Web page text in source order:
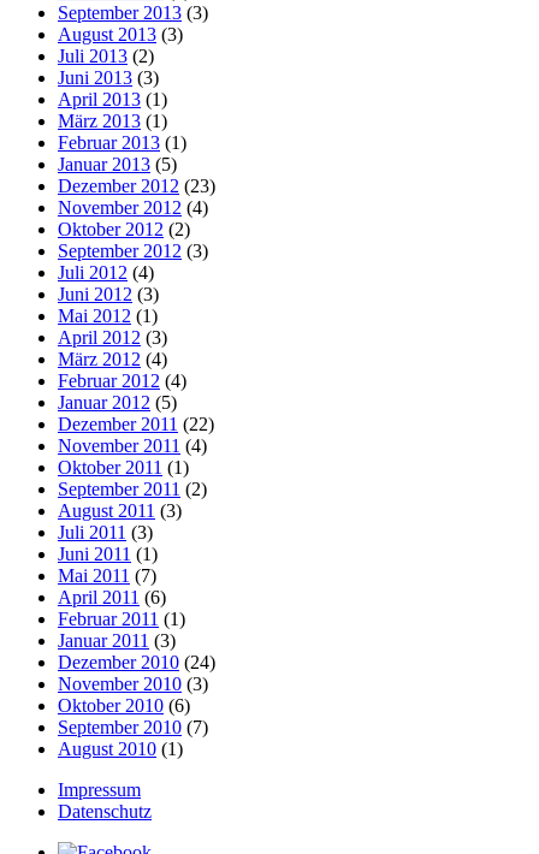
September 2013 (3)
August 2013 (3)
Juli 2013 (2)
Juni 2013 (3)
April 2013 (1)
März 2013 (1)
Februar 2013 (1)
Januar 2013 (5)
Dezember 2012 (23)
November 2012 (4)
Oktober 2012 (2)
September 2012 (3)
Juli 2012 (4)
Juni 2012 (3)
Mai 2012 (1)
April 2012 (3)
März 2012 (4)
Februar 2012 (4)
Januar 2012 (5)
Dezember 2011 (22)
November 2011 (4)
Oktober 2011 (1)
September 2011 (2)
August 2011 (3)
Juli 2011 (3)
Juni 2011 (1)
Mai 2011 (7)
April 2011 (6)
Februar 2011 (1)
Januar 2011 (3)
Dezember 2010 (24)
November 2010 (3)
Oktober 2010 (6)
September 2010 (7)
August 2010 (1)
Impressum
Datenschutz